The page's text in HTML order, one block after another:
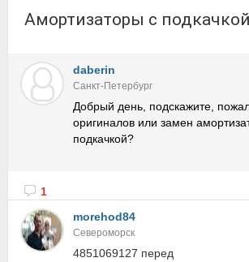
Амортизаторы с подкачкой
daberin
Санкт-Петербург
Добрый день, подскажите,
оригиналов или замен
подкачкой?
1
morehod84
Североморск
4851069127 перед